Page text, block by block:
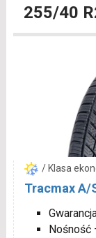
255/40
/ Klasa
Tracmax A/
Nośność